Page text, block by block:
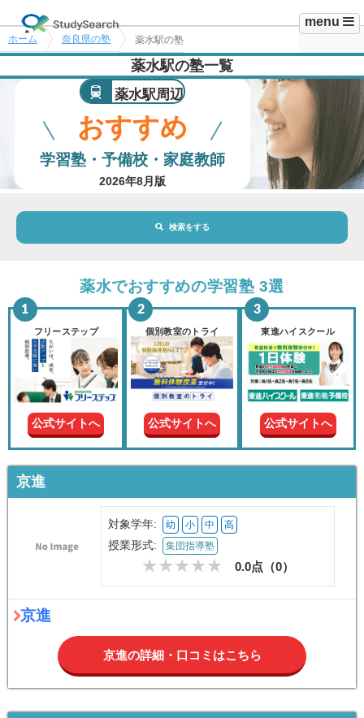
menu
ホーム 奈良県の塾 薬水駅の塾
薬水駅の塾一覧
薬水駅周辺
おすすめ
学習塾・予備校・家庭教師
2026年8月版
検索をする
地域・駅 薬水駅
選択されていません
市区町村 選択されていません 変更
現在の
学年
授業形
式
この条件で絞り込む
薬水でおすすめの学習塾 3選
フリーステップ
公式サイトへ
個別教室のトライ
公式サイトへ
東進ハイスクール
公式サイトへ
京進
対象学年: 幼 小 中 高
授業形式: 集団指導塾
0.0点（0）
京進
京進の詳細・口コミはこちら